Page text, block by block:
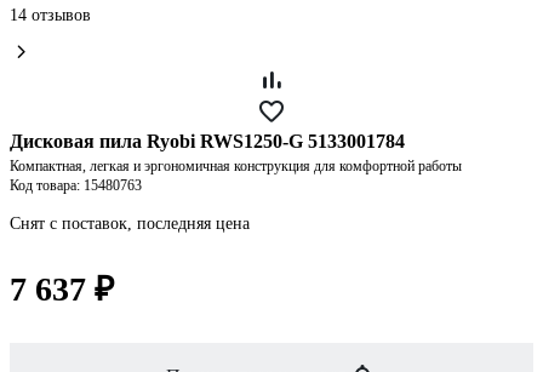
14 отзывов
Дисковая пила Ryobi RWS1250-G 5133001784
Компактная, легкая и эргономичная конструкция для комфортной работы
Код товара: 15480763
Снят с поставок, последняя цена
7 637 ₽